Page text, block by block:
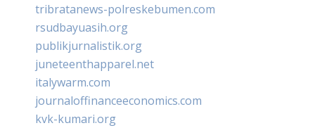
tribratanews-polreskebumen.com
rsudbayuasih.org
publikjurnalistik.org
juneteenthapparel.net
italywarm.com
journaloffinanceeconomics.com
kvk-kumari.org